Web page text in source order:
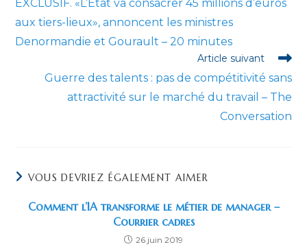
articles
EXCLUSIF. «L’Etat va consacrer 45 millions d’euros
aux tiers-lieux», annoncent les ministres
Denormandie et Gourault – 20 minutes
Article suivant
Guerre des talents : pas de compétitivité sans
attractivité sur le marché du travail – The
Conversation
VOUS DEVRIEZ ÉGALEMENT AIMER
Comment l’IA transforme le métier de manager –
Courrier cadres
26 juin 2019